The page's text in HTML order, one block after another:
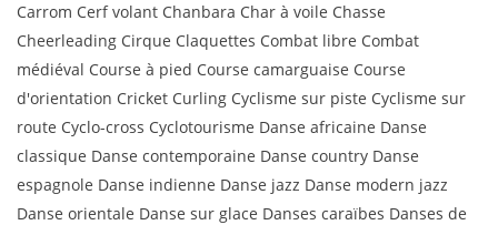
Carrom Cerf volant Chanbara Char à voile Chasse
Cheerleading Cirque Claquettes Combat libre Combat
médiéval Course à pied Course camarguaise Course
d'orientation Cricket Curling Cyclisme sur piste Cyclisme sur
route Cyclo-cross Cyclotourisme Danse africaine Danse
classique Danse contemporaine Danse country Danse
espagnole Danse indienne Danse jazz Danse modern jazz
Danse orientale Danse sur glace Danses caraïbes Danses de